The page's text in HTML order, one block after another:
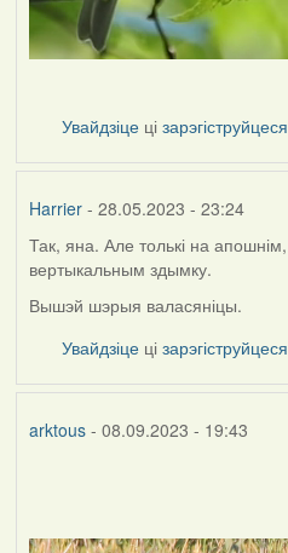
Увайдзіце цізарэгіструйцеся
Harrier- 28.05.2023 - 23:24
Так, яна. Але толькі на апошнім,
вертыкальным здымку.
Вышэй шэрыя валасяніцы.
Увайдзіце цізарэгіструйцеся
arktous- 08.09.2023 - 19:43